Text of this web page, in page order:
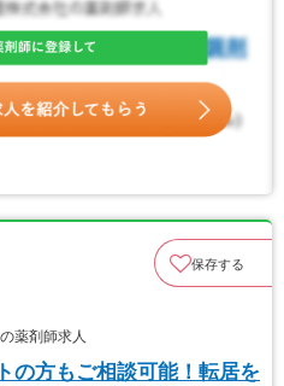
保存する
薬剤師求人
の方もご相談可能！転居を